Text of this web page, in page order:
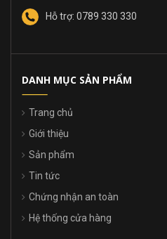
Hỗ trợ: 0789 330 330
DANH MỤC SẢN PHẨM
Trang chủ
Giới thiệu
Sản phẩm
Tin tức
Chứng nhận an toàn
Hệ thống cửa hàng